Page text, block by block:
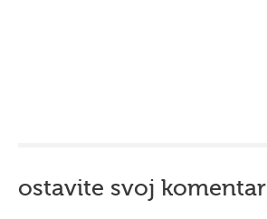
ostavite svoj komentar